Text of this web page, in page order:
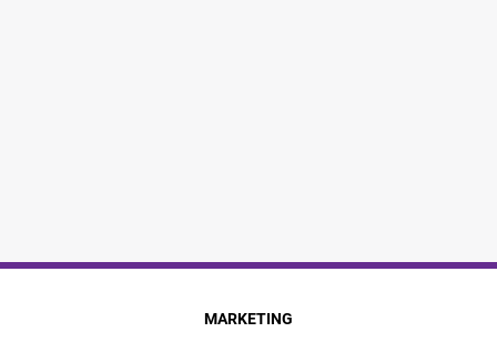
MARKETING